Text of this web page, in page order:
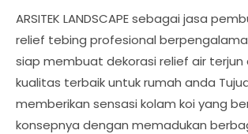
ARSITEK LANDSCAPE sebagai jasa
relief tebing profesional
siap membuat dekorasi relief air terjun
kualitas terbaik untuk rumah anda
memberikan sensasi kolam koi yang
konsepnya dengan memadukan